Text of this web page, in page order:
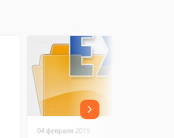
04 февраля 2019